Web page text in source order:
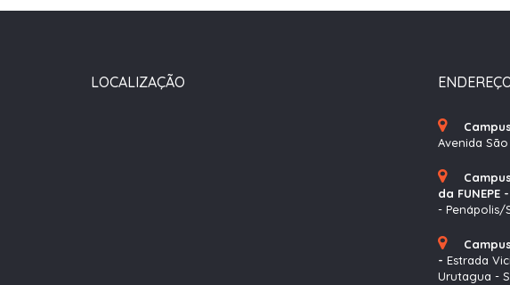
LOCALIZAÇÃO
Avenida
da FUNEPE -
- Penápolis/
- Estrada
Urutagua -